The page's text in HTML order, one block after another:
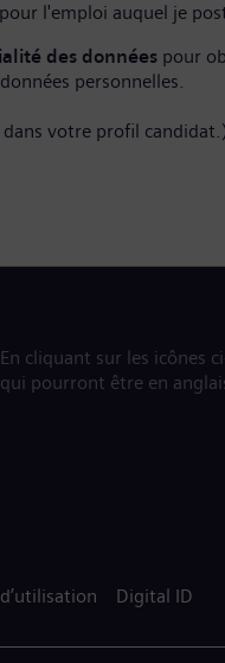
l'emploi auquel je
des données pour
personnelles.
votre profil
En cliquant sur les icônes
qui pourront être en
Digital ID